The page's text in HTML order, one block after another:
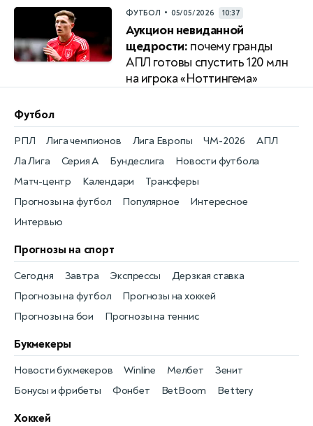
ФУТБОЛ • 05/05/2026 10:37
Аукцион невиданной
щедрости: почему гранды
АПЛ готовы спустить 120 млн
на игрока «Ноттингема»
Футбол
Новости футбола
РПЛ
Матч-центр
Лига чемпионов
Календари
Лига Европы
Трансферы
ЧМ-2026
Прогнозы на футбол
АПЛ
Популярное
Ла Лига
Интересное
Серия А
Интервью
Бундеслига
Прогнозы на спорт
Прогнозы на футбол
Сегодня
Прогнозы на хоккей
Завтра
Прогнозы на бои
Экспрессы
Прогнозы на теннис
Дерзкая ставка
Букмекеры
Бонусы и фрибеты
Новости букмекеров
Фонбет
Winline
BetBoom
Мелбет
Bettery
Зенит
Хоккей